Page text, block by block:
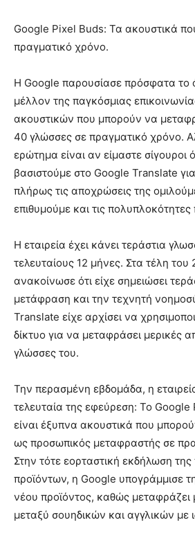
Google Pixel Buds: Τα ακουστικά
πραγματικό χρόνο.
Η Google παρουσίασε πρόσφατα το
μέλλον της παγκόσμιας
ακουστικών που μπορούν να
40 γλώσσες σε πραγματικό χρόνο.
ερώτημα είναι αν είμαστε σίγουροι
βασιστούμε στο Google Translate
πλήρως τις αποχρώσεις της
επιθυμούμε και τις
Η εταιρεία έχει κάνει τεράστια
τελευταίους 12 μήνες. Στα τέλη του
ανακοίνωσε ότι είχε σημειώσει
μετάφραση και την τεχνητή
Translate είχε αρχίσει να
δίκτυο για να μεταφράσει μερικές
γλώσσες του.
Την περασμένη εβδομάδα, η
τελευταία της εφεύρεση: Το Google
είναι έξυπνα ακουστικά που
ως προσωπικός μεταφραστής σε
Στην τότε εορταστική εκδήλωση
προϊόντων, η Google υπογράμμισε
νέου προϊόντος, καθώς μεταφράζει
μεταξύ σουηδικών και αγγλικών με